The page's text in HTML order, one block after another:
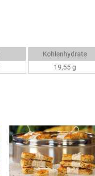
Kohlenhydrate
19,55 g